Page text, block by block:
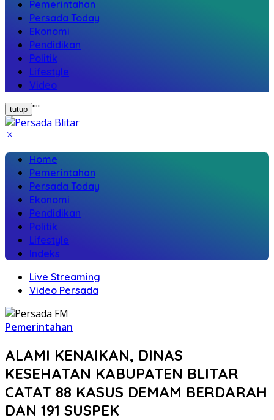
Pemerintahan
Persada Today
Ekonomi
Pendidikan
Politik
Lifestyle
Video
tutup ""
Home
Pemerintahan
Persada Today
Ekonomi
Pendidikan
Politik
Lifestyle
Indeks
Live Streaming
Video Persada
Pemerintahan
ALAMI KENAIKAN, DINAS
KESEHATAN KABUPATEN BLITAR
CATAT 88 KASUS DEMAM BERDARAH
DAN 191 SUSPEK